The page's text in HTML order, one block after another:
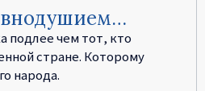
подлее чем тот, кто
стране. Которому
народа.